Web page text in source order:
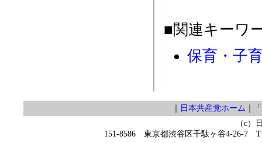
■関連キーワ
保育・子
日本共産党ホーム
（c）
151-8586 東京都渋谷区千駄ヶ谷4-26-7